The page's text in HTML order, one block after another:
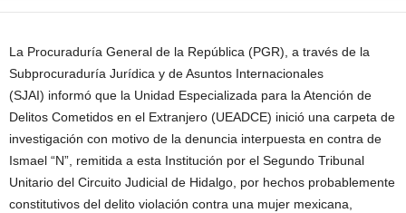
La Procuraduría General de la República (PGR), a través de la
Subprocuraduría Jurídica y de Asuntos Internacionales
(SJAI) informó que la Unidad Especializada para la Atención de
Delitos Cometidos en el Extranjero (UEADCE) inició una carpeta de
investigación con motivo de la denuncia interpuesta en contra de
Ismael “N”, remitida a esta Institución por el Segundo Tribunal
Unitario del Circuito Judicial de Hidalgo , por hechos probablemente
constitutivos del delito violación contra una mujer mexicana,